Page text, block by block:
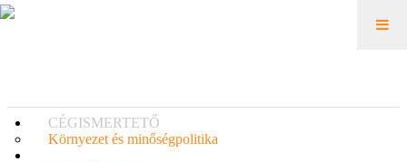
CÉGISMERTETŐ
Környezet és minőségpolitika